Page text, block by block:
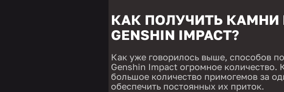
КАК ПОЛУЧИТЬ КАМНИ
GENSHIN IMPACT?
Как уже говорилось выше, способов
Genshin Impact огромное количество.
большое количество примогемов за
обеспечить постоянных их приток.